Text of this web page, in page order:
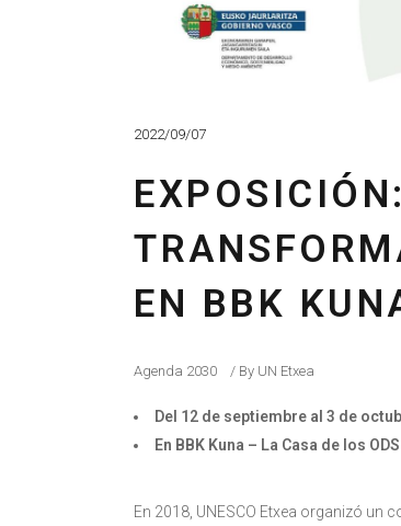
2022/09/07
EN BBK
Agenda 2030 By UN Etxea
Del 12 de septiembre al 3 de
En BBK Kuna – La Casa de los ODS
En 2018, UNESCO Etxea organizó